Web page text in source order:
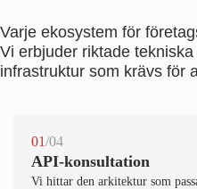
Varje ekosystem för
Vi erbjuder riktade
infrastruktur som krävs för
01/04
API-konsultation
Vi hittar den arkitektur som